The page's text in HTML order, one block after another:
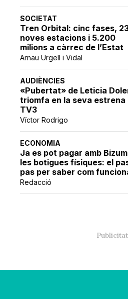
SOCIETAT
Tren Orbital: cinc fases,
noves estacions i 5.200
milions a càrrec de l’Estat
Arnau Urgell i Vidal
AUDIÈNCIES
«Pubertat» de Leticia
triomfa en la seva estrena
TV3
Víctor Rodrigo
ECONOMIA
Ja es pot pagar amb
les botigues físiques: el
pas per saber com
Redacció